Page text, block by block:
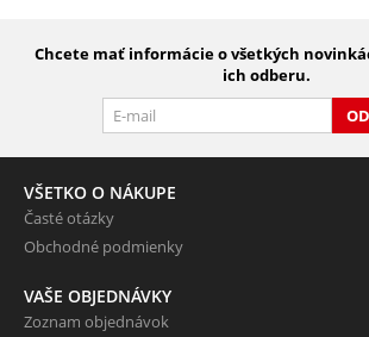
Chcete mať informácie o všetkých
ich odberu.
VŠETKO O NÁKUPE
Časté otázky
Obchodné podmienky
VAŠE OBJEDNÁVKY
Zoznam objednávok